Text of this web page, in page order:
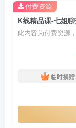
K线精品课-七姐
此内容为付费资源
临时捐赠
付费资源